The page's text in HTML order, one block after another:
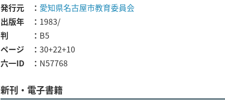
発行元
愛知県名古屋市教育委員会
出版年
1983/
判
B5
ページ
30+22+10
六一ID
N57768
新刊・電子書籍